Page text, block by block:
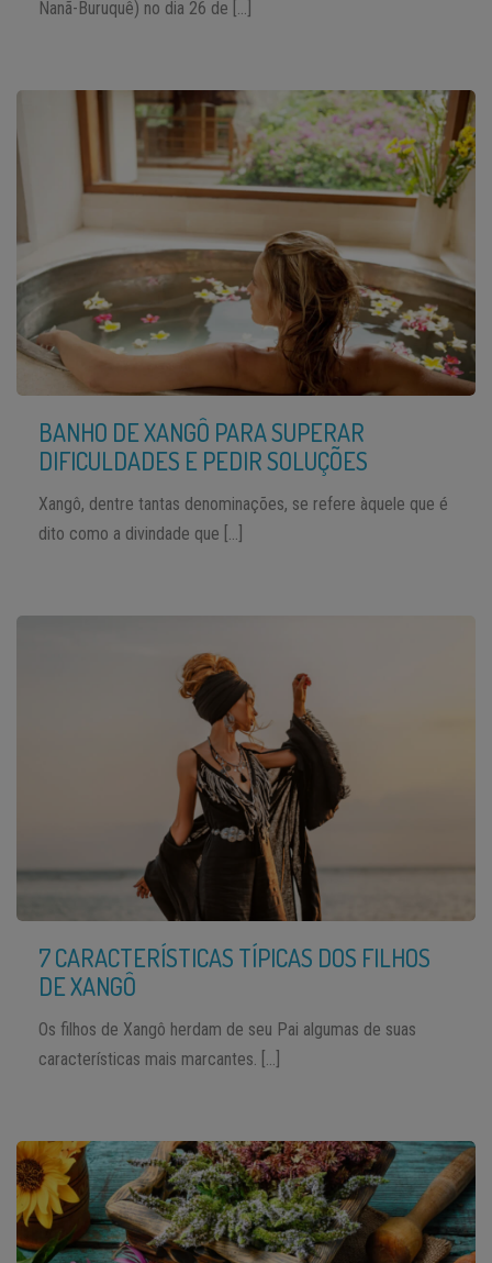
Nanã-Buruquê) no dia 26 de […]
BANHO DE XANGÔ PARA SUPERAR
DIFICULDADES E PEDIR SOLUÇÕES
Xangô, dentre tantas denominações, se refere àquele que é
dito como a divindade que […]
7 CARACTERÍSTICAS TÍPICAS DOS FILHOS
DE XANGÔ
Os filhos de Xangô herdam de seu Pai algumas de suas
características mais marcantes. […]